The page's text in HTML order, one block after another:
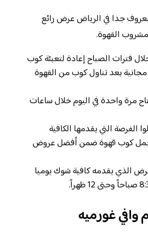
جدا في الرياض عرض رائع
القهوة.
فترات الصباح إعادة لتعبئة كوب
بعد تناول كوب من القهوة
مرة واحدة في اليوم خلال ساعات
الفرصة التي يقدمها الكافية
كوب قهوة ضمن أفضل عروض
الذي يقدمه كافية شوك يوميا
غورميه